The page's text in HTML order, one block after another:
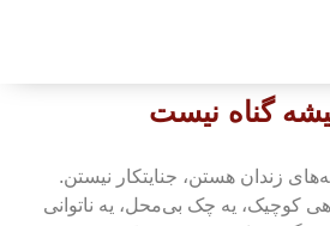
گناه نیست
زندان هستن، جنایتکار نیستن.
کوچیک، یه چک بی‌محل، یه ناتوانی